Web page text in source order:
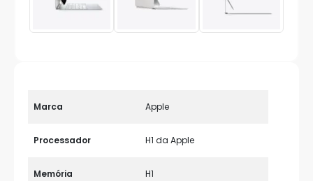
Marca Apple
Processador H1 da Apple
Memória H1